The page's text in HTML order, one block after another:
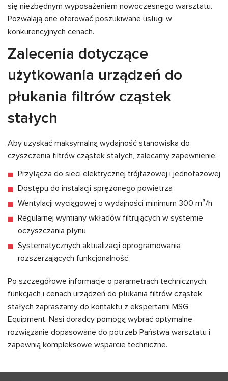
się niezbędnym wyposażeniem nowoczesnego warsztatu.
Pozwalają one oferować poszukiwane usługi w
konkurencyjnych cenach.
Zalecenia dotyczące
użytkowania urządzeń do
płukania filtrów cząstek
stałych
Aby uzyskać maksymalną wydajność stanowiska do
czyszczenia filtrów cząstek stałych, zalecamy zapewnienie:
Przyłącza do sieci elektrycznej trójfazowej i jednofazowej
Dostępu do instalacji sprężonego powietrza
Wentylacji wyciągowej o wydajności minimum 300 m³/h
Regularnej wymiany wkładów filtrujących w systemie
oczyszczania płynu
Systematycznych aktualizacji oprogramowania
rozszerzających funkcjonalność
Po szczegółowe informacje o parametrach technicznych,
funkcjach i cenach urządzeń do płukania filtrów cząstek
stałych zapraszamy do kontaktu z ekspertami MSG
Equipment. Nasi doradcy pomogą wybrać optymalne
rozwiązanie dopasowane do potrzeb Państwa warsztatu i
zapewnią kompleksowe wsparcie techniczne.